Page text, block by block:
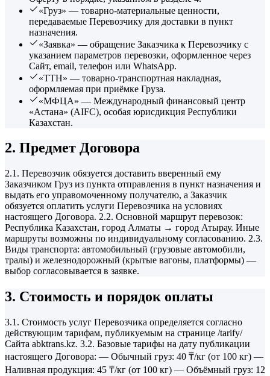
«Груз» — товарно-материальные ценности,
передаваемые Перевозчику для доставки в пункт
назначения.
«Заявка» — обращение Заказчика к Перевозчику с
указанием параметров перевозки, оформленное через
Сайт, email, телефон или WhatsApp.
«ТТН» — товарно-транспортная накладная,
оформляемая при приёмке Груза.
«МФЦА» — Международный финансовый центр
«Астана» (AIFC), особая юрисдикция Республики
Казахстан.
2. Предмет Договора
2.1. Перевозчик обязуется доставить вверенный ему
Заказчиком Груз из пункта отправления в пункт назначения и
выдать его управомоченному получателю, а Заказчик
обязуется оплатить услуги Перевозчика на условиях
настоящего Договора. 2.2. Основной маршрут перевозок:
Республика Казахстан, город Алматы → город Атырау. Иные
маршруты возможны по индивидуальному согласованию. 2.3.
Виды транспорта: автомобильный (грузовые автомобили,
тралы) и железнодорожный (крытые вагоны, платформы) —
выбор согласовывается в заявке.
3. Стоимость и порядок оплаты
3.1. Стоимость услуг Перевозчика определяется согласно
действующим тарифам, публикуемым на странице /tarify/
Сайта abktrans.kz. 3.2. Базовые тарифы на дату публикации
настоящего Договора: — Обычный груз: 40 ₸/кг (от 100 кг) —
Наливная продукция: 45 ₸/кг (от 100 кг) — Объёмный груз: 12